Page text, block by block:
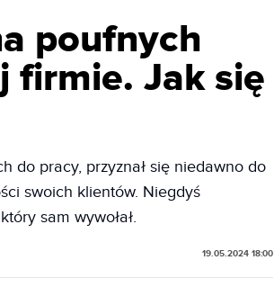
poufnych
firmie. Jak się
do pracy, przyznał się niedawno do
swoich klientów. Niegdyś
sam wywołał.
19.05.2024 18:00